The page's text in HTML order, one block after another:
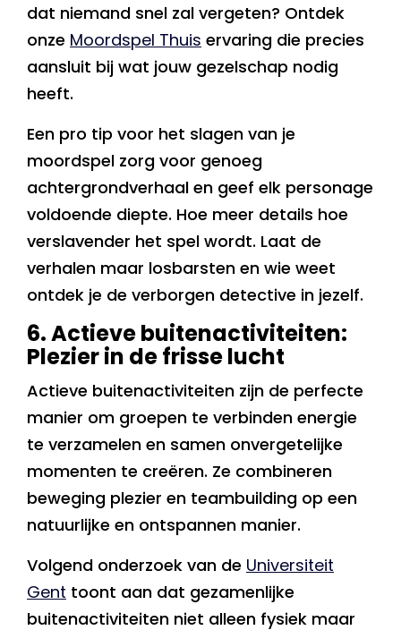
dat niemand snel zal vergeten? Ontdek
onze Moordspel Thuis ervaring die precies
aansluit bij wat jouw gezelschap nodig
heeft.
Een pro tip voor het slagen van je
moordspel zorg voor genoeg
achtergrondverhaal en geef elk personage
voldoende diepte. Hoe meer details hoe
verslavender het spel wordt. Laat de
verhalen maar losbarsten en wie weet
ontdek je de verborgen detective in jezelf.
6. Actieve buitenactiviteiten:
Plezier in de frisse lucht
Actieve buitenactiviteiten zijn de perfecte
manier om groepen te verbinden energie
te verzamelen en samen onvergetelijke
momenten te creëren. Ze combineren
beweging plezier en teambuilding op een
natuurlijke en ontspannen manier.
Volgend onderzoek van de Universiteit
Gent toont aan dat gezamenlijke
buitenactiviteiten niet alleen fysiek maar